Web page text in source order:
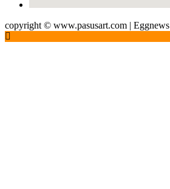
copyright © www.pasusart.com |